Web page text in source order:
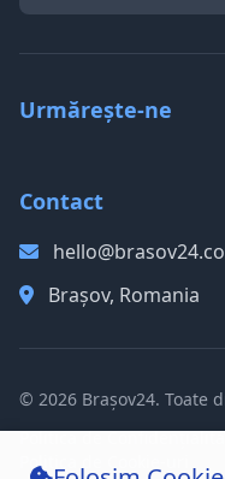
Urmărește-ne
Contact
Brașov, Romania
© 2026 Brașov24. Toate
Politica de
Politica de Cookie-uri